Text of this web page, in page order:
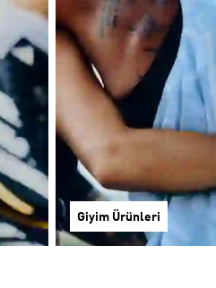
Giyim Ürünleri